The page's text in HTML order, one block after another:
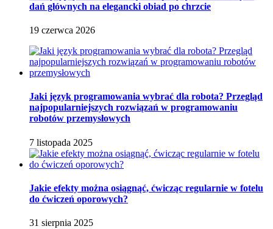
dań głównych na elegancki obiad po chrzcie
19 czerwca 2026
Jaki język programowania wybrać dla robota? Przegląd
najpopularniejszych rozwiązań w programowaniu
robotów przemysłowych
7 listopada 2025
Jakie efekty można osiągnąć, ćwicząc regularnie w fotelu
do ćwiczeń oporowych?
31 sierpnia 2025